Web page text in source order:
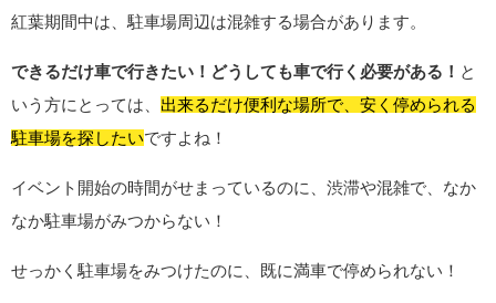
紅葉期間中は、駐車場周辺は混雑する場合があります。
できるだけ車で行きたい！どうしても車で行く必要がある！ と
いう方にとっては、 出来るだけ便利な場所で、安く停められる
駐車場を探したいですよね！
イベント開始の時間がせまっているのに、渋滞や混雑で、なか
なか駐車場がみつからない！
せっかく駐車場をみつけたのに、既に満車で停められない！